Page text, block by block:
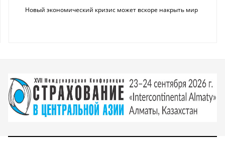
Новый экономический кризис может вскоре накрыть мир